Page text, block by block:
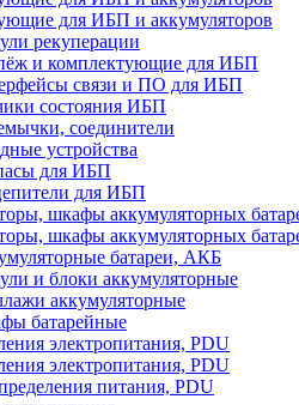
для ИБП и аккумуляторов
рекуперации
и комплектующие для ИБП
связи и ПО для ИБП
состояния ИБП
соединители
устройства
для ИБП
для ИБП
шкафы аккумуляторных
шкафы аккумуляторных
батареи, АКБ
и блоки аккумуляторные
аккумуляторные
батарейные
электропитания, PDU
электропитания, PDU
питания, PDU